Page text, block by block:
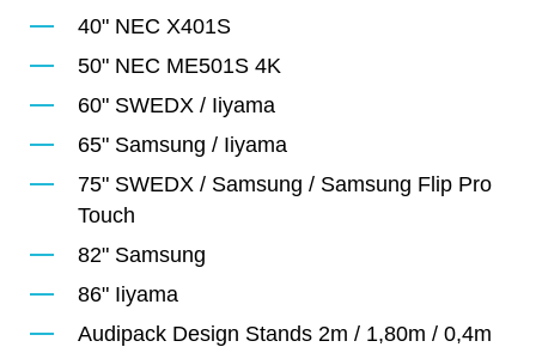
40" NEC X401S
50" NEC ME501S 4K
60" SWEDX / Iiyama
65" Samsung / Iiyama
75" SWEDX / Samsung / Samsung Flip Pro
Touch
82" Samsung
86" Iiyama
Audipack Design Stands 2m / 1,80m / 0,4m